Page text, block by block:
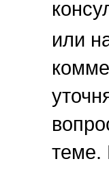
или
теме.